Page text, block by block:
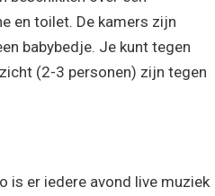
en toilet. De kamers zijn
babybedje. Je kunt tegen
(2-3 personen) zijn tegen
is er iedere avond live muziek